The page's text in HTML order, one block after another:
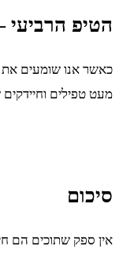
הטיפ הרביעי
כאשר אנו שומעים את
מעט טפילים
סיכום
אין ספק שתוכים הם